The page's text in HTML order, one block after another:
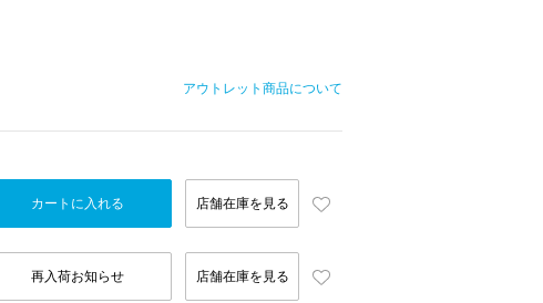
アウトレット商品について
カートに入れる 店舗在庫を見る
再入荷お知らせ 店舗在庫を見る